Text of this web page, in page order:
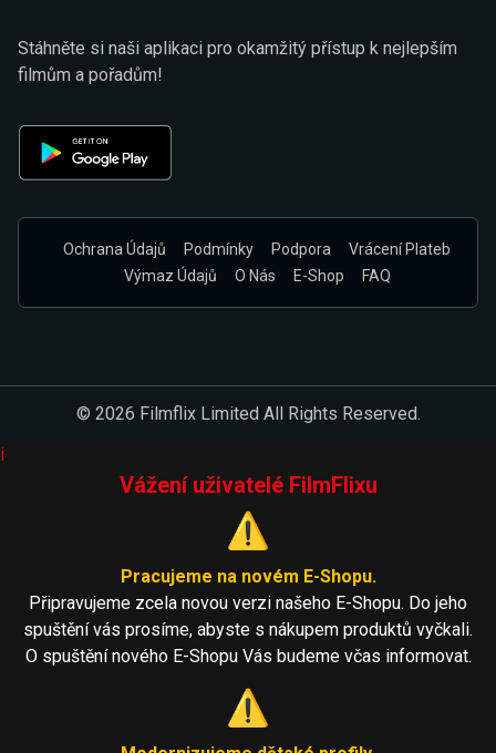
Stáhněte si naši aplikaci pro okamžitý přístup k nejlepším
filmům a pořadům!
Ochrana Údajů Podmínky Podpora
Vrácení Plateb
Výmaz Údajů
O Nás E-Shop FAQ
© 2026 Filmflix Limited All Rights Reserved.
i
Vážení uživatelé FilmFlixu
⚠️
Pracujeme na novém E-Shopu.
Připravujeme zcela novou verzi našeho E-Shopu. Do jeho
spuštění vás prosíme, abyste s nákupem produktů vyčkali.
O spuštění nového E-Shopu Vás budeme včas informovat.
⚠️